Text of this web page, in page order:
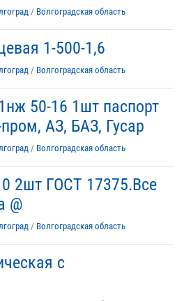
/ Волгоградская область
1-500-1,6
/ Волгоградская область
50-16 1шт паспорт
АЗ, БАЗ, Гусар
/ Волгоградская область
2шт ГОСТ 17375.Все
@
/ Волгоградская область
с